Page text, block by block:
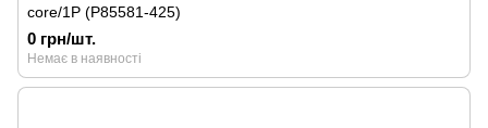
core/1P (P85581-425)
0 грн/шт.
Немає в наявності